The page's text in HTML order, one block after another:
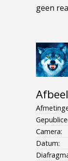
geen
Camera:
Datum: